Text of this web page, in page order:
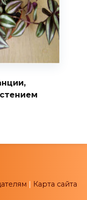
| Карта сайта